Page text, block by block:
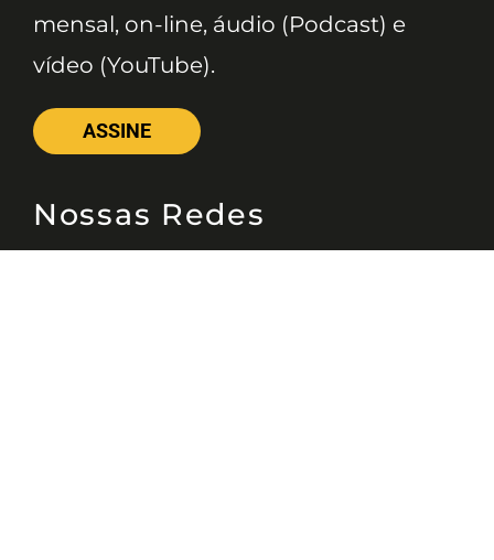
mensal, on-line, áudio (Podcast) e
vídeo (YouTube).
ASSINE
Nossas Redes